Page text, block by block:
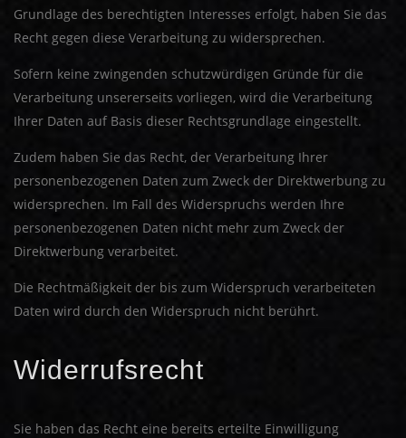
Grundlage des berechtigten Interesses erfolgt, haben Sie das
Recht gegen diese Verarbeitung zu widersprechen.
Sofern keine zwingenden schutzwürdigen Gründe für die
Verarbeitung unsererseits vorliegen, wird die Verarbeitung
Ihrer Daten auf Basis dieser Rechtsgrundlage eingestellt.
Zudem haben Sie das Recht, der Verarbeitung Ihrer
personenbezogenen Daten zum Zweck der Direktwerbung zu
widersprechen. Im Fall des Widerspruchs werden Ihre
personenbezogenen Daten nicht mehr zum Zweck der
Direktwerbung verarbeitet.
Die Rechtmäßigkeit der bis zum Widerspruch verarbeiteten
Daten wird durch den Widerspruch nicht berührt.
Widerrufsrecht
Sie haben das Recht eine bereits erteilte Einwilligung